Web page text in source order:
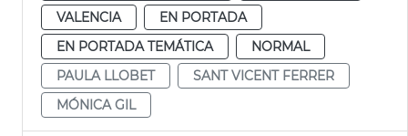
VALENCIA
EN PORTADA
EN PORTADA TEMÁTICA
NORMAL
PAULA LLOBET
SANT VICENT FERRER
MÓNICA GIL